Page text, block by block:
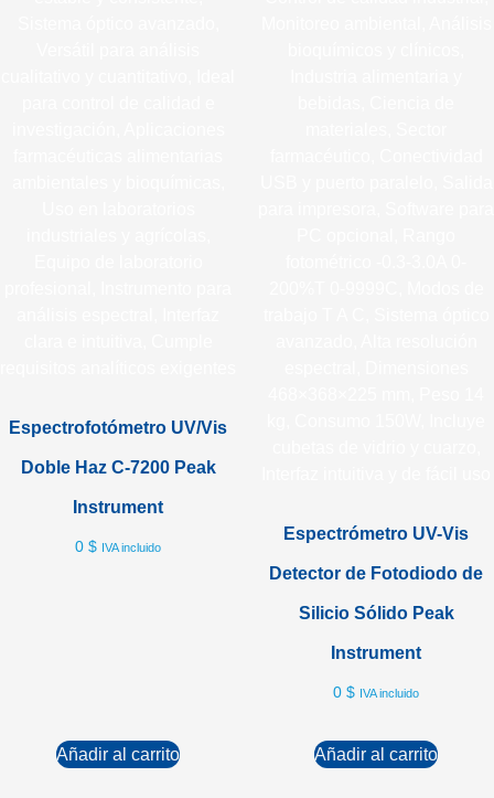
Espectrofotómetro UV/Vis
Doble Haz C-7200 Peak
Instrument
0 $ IVA incluido
Añadir al carrito
Espectrómetro UV-Vis
Detector de Fotodiodo de
Silicio Sólido Peak
Instrument
0 $ IVA incluido
Añadir al carrito